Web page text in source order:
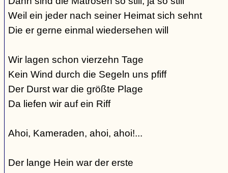
Weil ein jeder nach seiner Heimat sich sehnt
Die er gerne einmal wiedersehen will
Wir lagen schon vierzehn Tage
Kein Wind durch die Segeln uns pfiff
Der Durst war die größte Plage
Da liefen wir auf ein Riff
Ahoi, Kameraden, ahoi, ahoi!...
Der lange Hein war der erste